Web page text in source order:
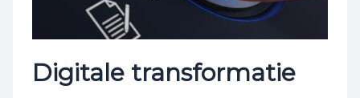
Digitale transformatie